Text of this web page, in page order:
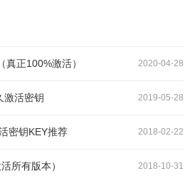
正100%激活） 2020-04-28
激活密钥 2019-05-28
密钥KEY推荐 2018-02-22
所有版本） 2018-10-31